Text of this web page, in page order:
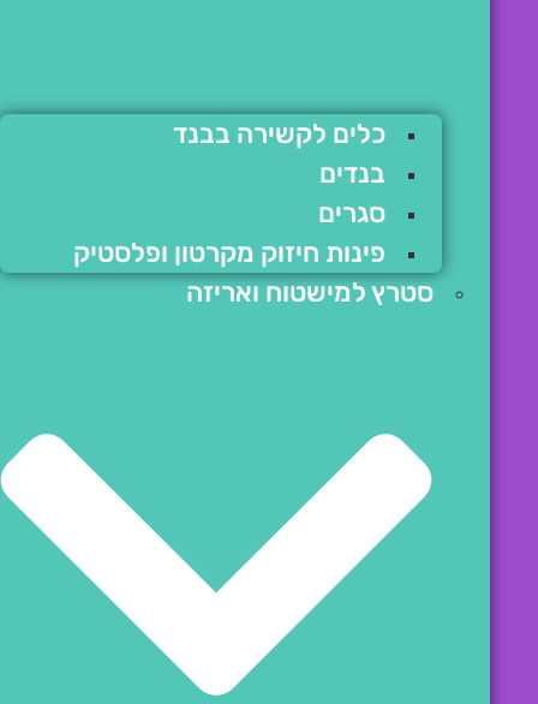
כלים לקשירה בבנד
בנדים
סגרים
פינות חיזוק מקרטון ופלסטיק
סטרץ למישטוח ואריזה